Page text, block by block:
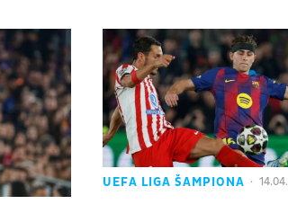
UEFA LIGA ŠAMPIONA